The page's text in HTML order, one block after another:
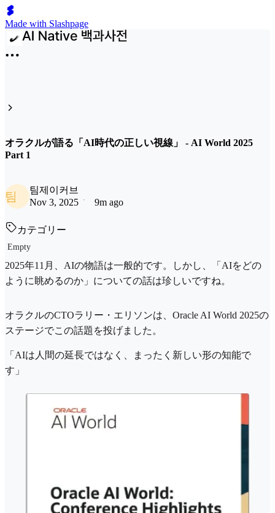
Made with Slashpage
オラクルが語る「AI時代の正しい視線」 - AI World 2025
Part 1
팀
팀제이커브
Nov 3, 2025
9m ago
カテゴリー
Empty
2025年11月、AIの物語は一般的です。しかし、「AIをどの
ように眺めるのか」についての話は珍しいですね。
オラクルのCTOラリー・エリソンは、Oracle AI World 2025の
ステージでこの話題を投げました。
「AIは人間の延長ではなく、まったく新しい形の知能で
す」